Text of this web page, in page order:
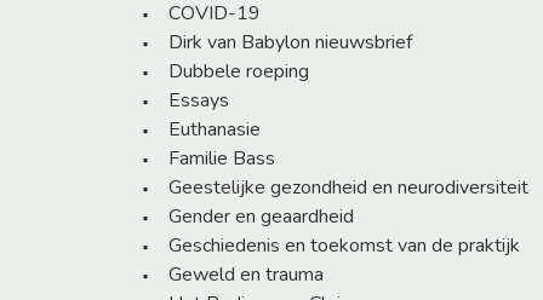
COVID-19
Dirk van Babylon nieuwsbrief
Dubbele roeping
Essays
Euthanasie
Familie Bass
Geestelijke gezondheid en neurodiversiteit
Gender en geaardheid
Geschiedenis en toekomst van de praktijk
Geweld en trauma